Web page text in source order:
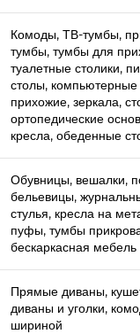
Комоды, ТВ-тумбы,
тумбы, тумбы для
туалетные столики,
столы,
прихожие, зеркала,
ортопедические
кресла, обеденные
Обувницы, вешалки,
бельевицы,
стулья, кресла на
пуфы, тумбы
бескаркасная мебель
Прямые диваны,
диваны и уголки,
шириной